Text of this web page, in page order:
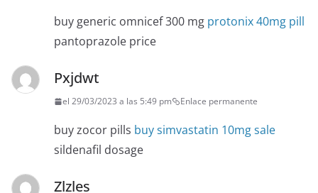
buy generic omnicef 300 mg protonix 40mg pill
pantoprazole price
Pxjdwt
el 29/03/2023 a las 5:49 pm Enlace permanente
buy zocor pills buy simvastatin 10mg sale
sildenafil dosage
Zlzles